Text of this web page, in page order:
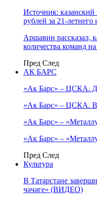
Источник:
рублей за 21-летнего
Аршавин рассказал,
количества команд
Пред След
АК БАРС
«Ак Барс» – ЦСКА.
«Ак Барс» – ЦСКА.
«Ак Барс» –
«Ак Барс» –
Пред След
Культура
В Татарстане
чәчәге» (ВИДЕО)